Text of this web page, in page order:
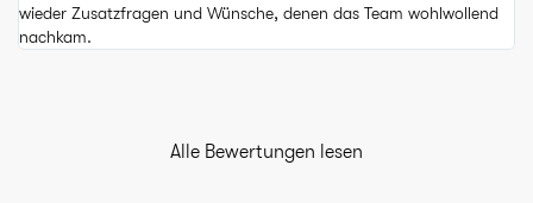
wieder Zusatzfragen und Wünsche, denen das Team wohlwollend
nachkam.
Alle Bewertungen lesen